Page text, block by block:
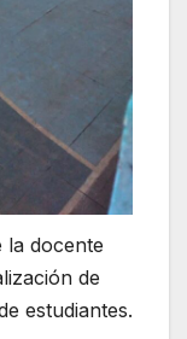
la docente
de
estudiantes.